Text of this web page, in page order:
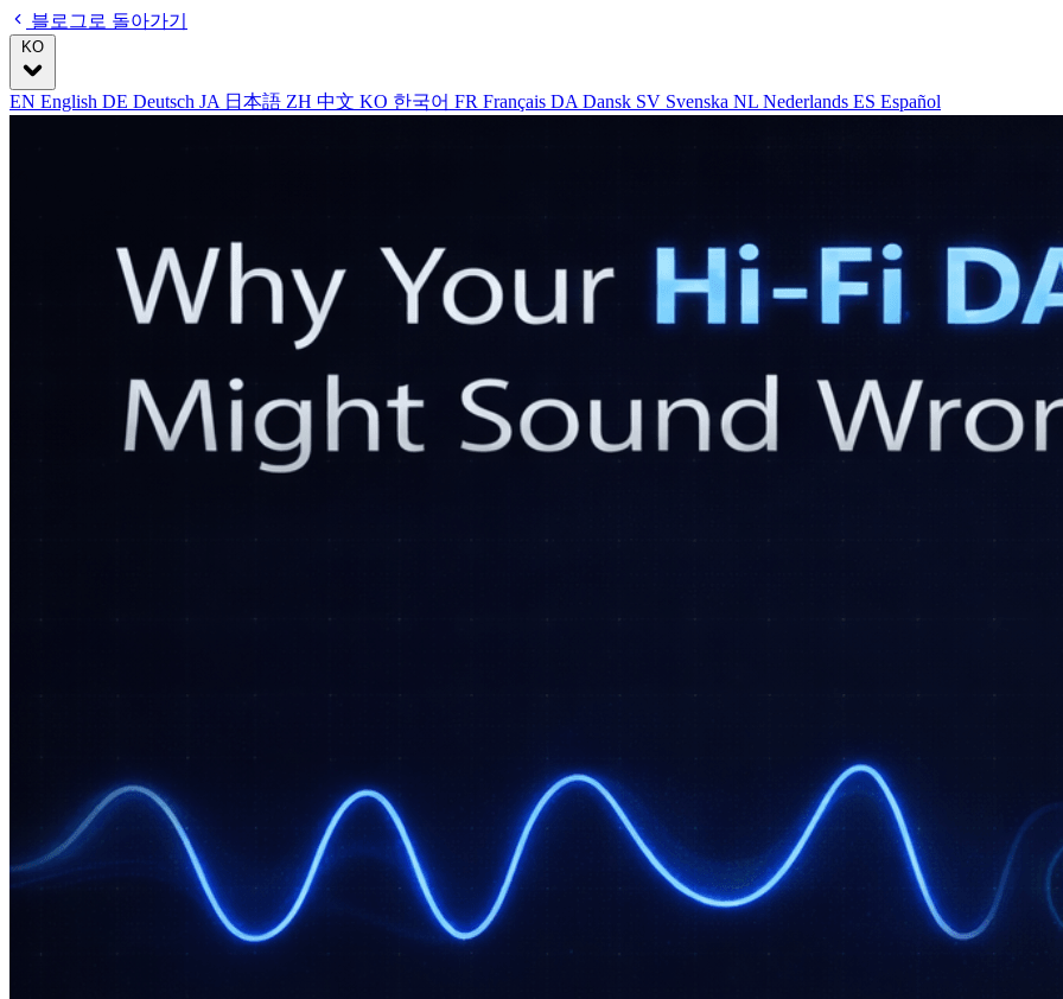
블로그로 돌아가기
KO
EN English DE Deutsch JA 日本語 ZH 中文 KO 한국어 FR Français DA Dansk SV Svenska NL Nederlands ES Español